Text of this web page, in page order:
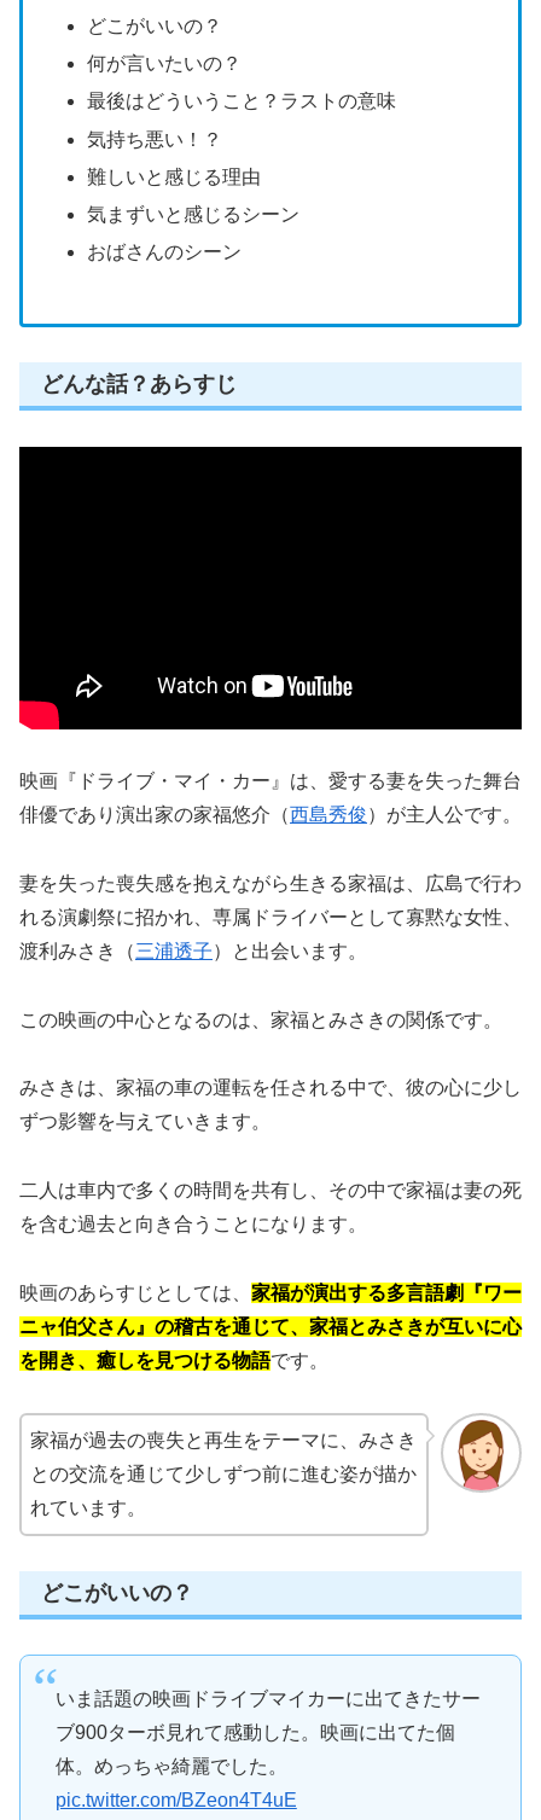
どこがいいの？
何が言いたいの？
最後はどういうこと？ラストの意味
気持ち悪い！？
難しいと感じる理由
気まずいと感じるシーン
おばさんのシーン
どんな話？あらすじ
映画『ドライブ・マイ・カー』は、愛する妻を失った舞台
俳優であり演出家の家福悠介（西島秀俊）が主人公です。
妻を失った喪失感を抱えながら生きる家福は、広島で行わ
れる演劇祭に招かれ、専属ドライバーとして寡黙な女性、
渡利みさき（三浦透子）と出会います。
この映画の中心となるのは、家福とみさきの関係です。
みさきは、家福の車の運転を任される中で、彼の心に少し
ずつ影響を与えていきます。
二人は車内で多くの時間を共有し、その中で家福は妻の死
を含む過去と向き合うことになります。
映画のあらすじとしては、 家福が演出する多言語劇『ワー
ニャ伯父さん』の稽古を通じて、家福とみさきが互いに心
を開き、癒しを見つける物語です。
家福が過去の喪失と再生をテーマに、みさき
との交流を通じて少しずつ前に進む姿が描か
れています。
どこがいいの？
いま話題の映画ドライブマイカーに出てきたサー
ブ900ターボ見れて感動した。映画に出てた個
体。めっちゃ綺麗でした。
pic.twitter.com/BZeon4T4uE